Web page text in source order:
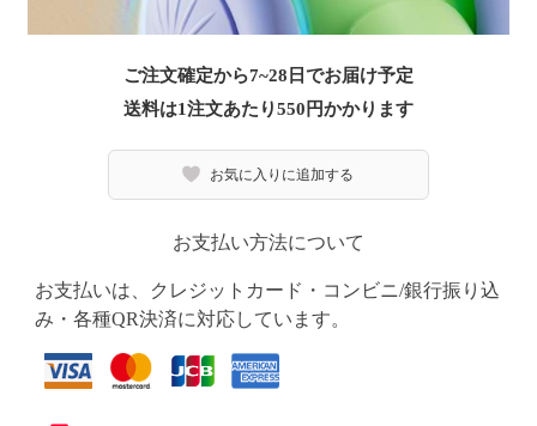
ご注文確定から7~28日でお届け予定
送料は1注文あたり550 円かかります
お気に入りに追加する
お支払い方法について
お支払いは、クレジットカード・コンビニ/銀行振り込
み・各種QR決済に対応しています。